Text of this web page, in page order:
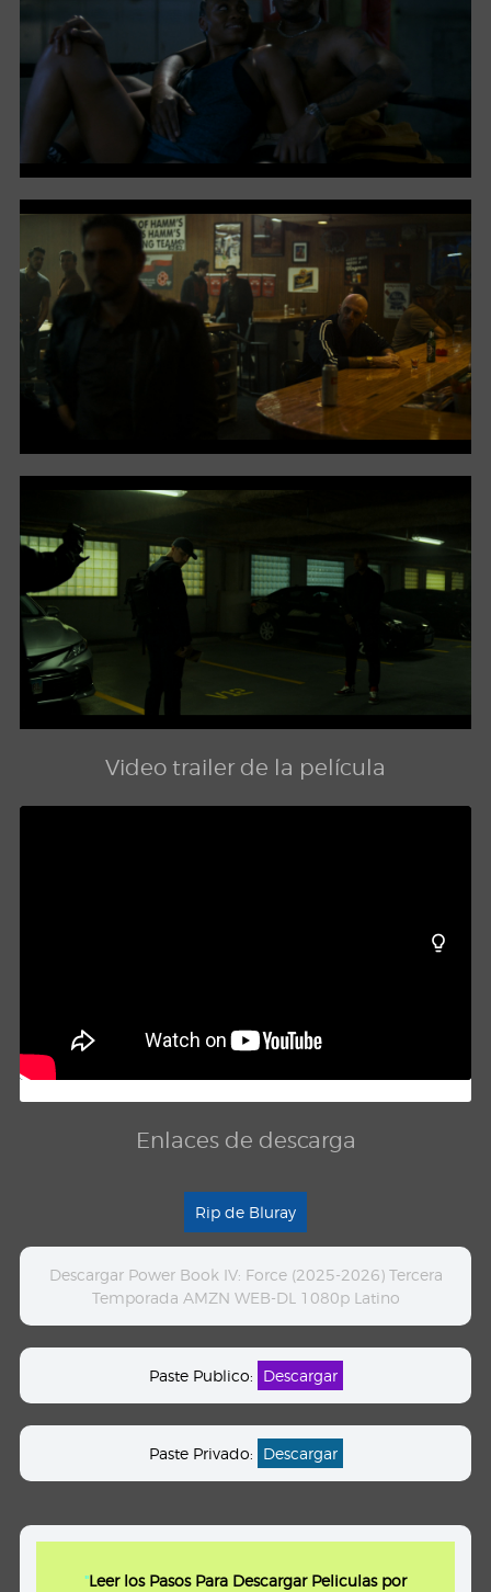
Video trailer de la película
Enlaces de descarga
Rip de Bluray
Descargar Power Book IV: Force (2025-2026) Tercera
Temporada AMZN WEB-DL 1080p Latino
Paste Publico: Descargar
Paste Privado: Descargar
"Leer los Pasos Para Descargar Peliculas por